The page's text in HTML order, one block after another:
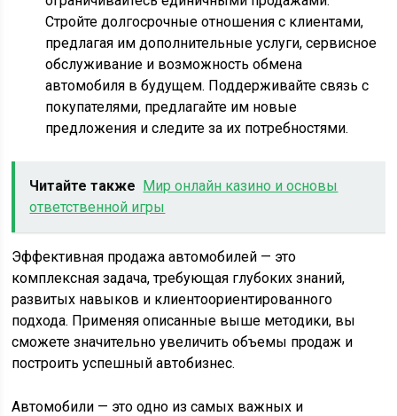
Стройте долгосрочные отношения с клиентами,
предлагая им дополнительные услуги, сервисное
обслуживание и возможность обмена
автомобиля в будущем. Поддерживайте связь с
покупателями, предлагайте им новые
предложения и следите за их потребностями.
Читайте также Мир онлайн казино и основы
ответственной игры
Эффективная продажа автомобилей — это
комплексная задача, требующая глубоких знаний,
развитых навыков и клиентоориентированного
подхода. Применяя описанные выше методики, вы
сможете значительно увеличить объемы продаж и
построить успешный автобизнес.
Автомобили — это одно из самых важных и